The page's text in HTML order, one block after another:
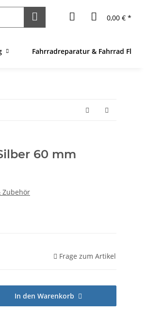
0,00 € *
Fahrradreparatur & Fahrrad
60 mm
Zubehör
Frage zum Artikel
In den Warenkorb